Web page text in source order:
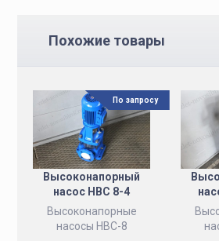
Похожие товары
Высоконапорный
насос НВС 8-4
Высоконапорные
насосы НВС-8
По запросу